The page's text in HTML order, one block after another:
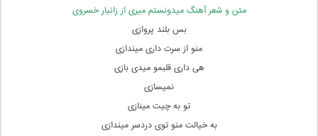
متن و شعر آهنگ میدونستم میری از زانیار خسروی
بس بلند پروازی
منو از سرت داری میندازی
هی داری قلبمو میدی بازی
نمیسازی
تو به چیت مینازی
به خیالت منو توی دردسر میندازی